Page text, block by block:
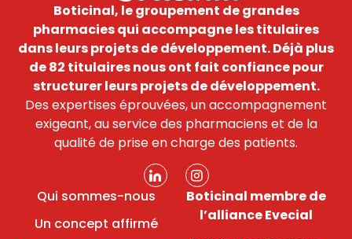
Boticinal, le groupement de grandes
pharmacies qui accompagne les titulaires
dans leurs projets de développement.Déjà plus
de 82 titulaires nous ont fait confiance pour
structurer leurs projets de développement.
Des expertises éprouvées, un accompagnement
exigeant, au service des pharmaciens et de la
qualité de prise en charge des patients.
Qui sommes-nous
Un concept affirmé
Boticinal membre de
l’alliance Evecial